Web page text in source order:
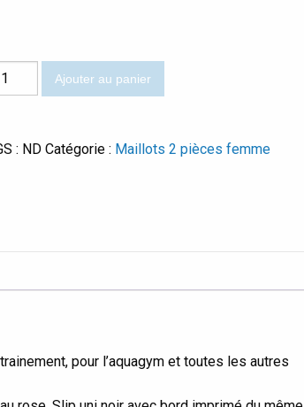
Ajouter au panier
: ND Catégorie : Maillots 2 pièces femme
pour l’aquagym et toutes les autres